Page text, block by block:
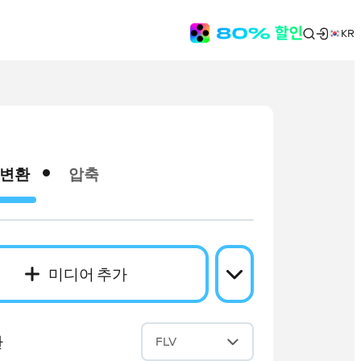
KR
변환 압축
미디어 추가
FLV